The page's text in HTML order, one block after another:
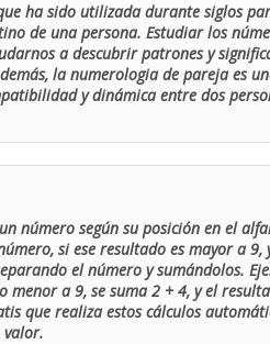
ha sido utilizada durante siglos
de una persona. Estudiar los
a descubrir patrones y
la numerologia de pareja es
y dinámica entre dos
número según su posición en el
si ese resultado es mayor a 9,
el número y sumándolos.
a 9, se suma 2 + 4, y el
que realiza estos cálculos
valor.